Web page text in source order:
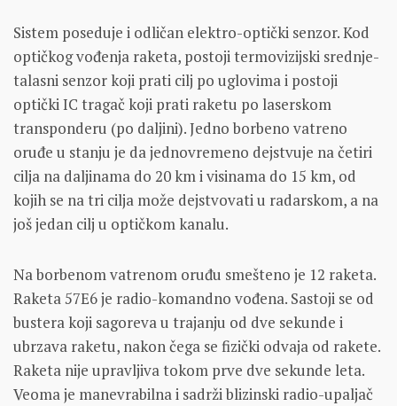
Sistem poseduje i odličan elektro-optički senzor. Kod
optičkog vođenja raketa, postoji termovizijski srednje-
talasni senzor koji prati cilj po uglovima i postoji
optički IC tragač koji prati raketu po laserskom
transponderu (po daljini). Jedno borbeno vatreno
oruđe u stanju je da jednovremeno dejstvuje na četiri
cilja na daljinama do 20 km i visinama do 15 km, od
kojih se na tri cilja može dejstvovati u radarskom, a na
još jedan cilj u optičkom kanalu.
Na borbenom vatrenom oruđu smešteno je 12 raketa.
Raketa 57E6 je radio-komandno vođena. Sastoji se od
bustera koji sagoreva u trajanju od dve sekunde i
ubrzava raketu, nakon čega se fizički odvaja od rakete.
Raketa nije upravljiva tokom prve dve sekunde leta.
Veoma je manevrabilna i sadrži blizinski radio-upaljač